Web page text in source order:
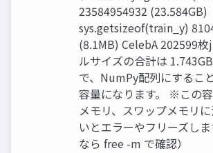
23584954932 (23.584GB)
sys.getsizeof(train_y)
(8.1MB) CelebA 202599
ルサイズの合計は
で、NumPy配列にするこ
容量になります。 ※この
メモリ、スワップメモリ
いとエラーやフリーズし
なら free -m で確認）